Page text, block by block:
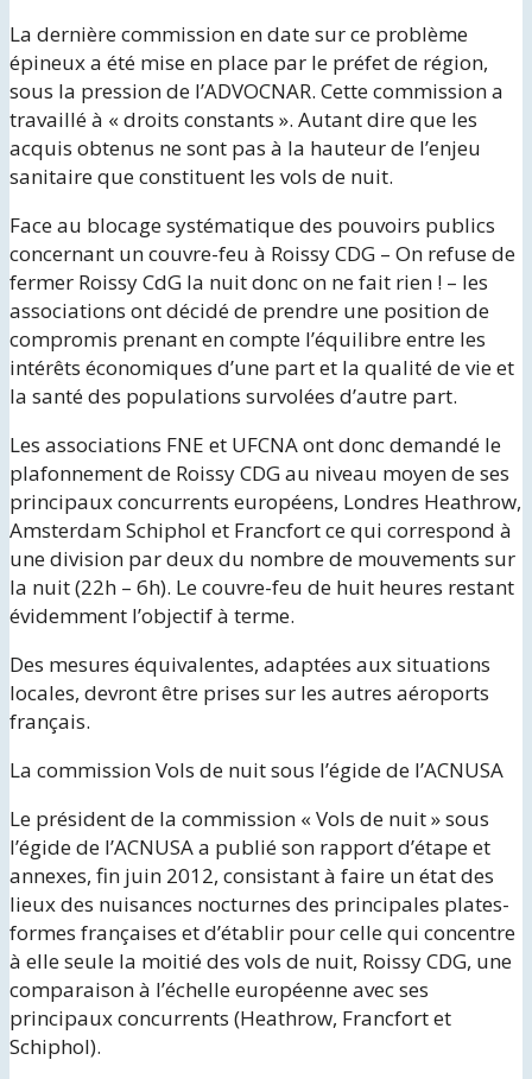
La dernière commission en date sur ce problème
épineux a été mise en place par le préfet de région,
sous la pression de l’ADVOCNAR. Cette commission a
travaillé à « droits constants ». Autant dire que les
acquis obtenus ne sont pas à la hauteur de l’enjeu
sanitaire que constituent les vols de nuit.
Face au blocage systématique des pouvoirs publics
concernant un couvre-feu à Roissy CDG – On refuse de
fermer Roissy CdG la nuit donc on ne fait rien ! – les
associations ont décidé de prendre une position de
compromis prenant en compte l’équilibre entre les
intérêts économiques d’une part et la qualité de vie et
la santé des populations survolées d’autre part.
Les associations FNE et UFCNA ont donc demandé le
plafonnement de Roissy CDG au niveau moyen de ses
principaux concurrents européens, Londres Heathrow,
Amsterdam Schiphol et Francfort ce qui correspond à
une division par deux du nombre de mouvements sur
la nuit (22h – 6h). Le couvre-feu de huit heures restant
évidemment l’objectif à terme.
Des mesures équivalentes, adaptées aux situations
locales, devront être prises sur les autres aéroports
français.
La commission Vols de nuit sous l’égide de l’ACNUSA
Le président de la commission « Vols de nuit » sous
l’égide de l’ACNUSA a publié son rapport d’étape et
annexes, fin juin 2012, consistant à faire un état des
lieux des nuisances nocturnes des principales plates-
formes françaises et d’établir pour celle qui concentre
à elle seule la moitié des vols de nuit, Roissy CDG, une
comparaison à l’échelle européenne avec ses
principaux concurrents (Heathrow, Francfort et
Schiphol).